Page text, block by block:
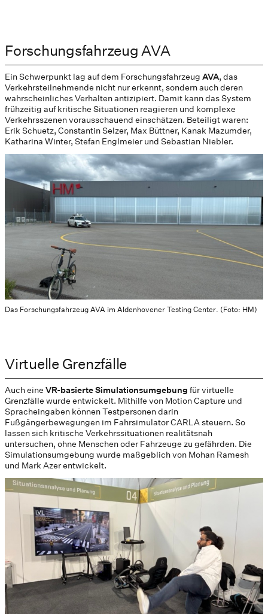
Das Forschungsfahrzeug AVA im Aldenhovener Testing Center. (Foto: HM)
Forschungsfahrzeug AVA
Ein Schwerpunkt lag auf dem Forschungsfahrzeug AVA, das
Verkehrsteilnehmende nicht nur erkennt, sondern auch deren
wahrscheinliches Verhalten antizipiert. Damit kann das System
frühzeitig auf kritische Situationen reagieren und komplexe
Verkehrsszenen vorausschauend einschätzen. Beteiligt waren:
Erik Schuetz, Constantin Selzer, Max Büttner, Kanak Mazumder,
Katharina Winter, Stefan Englmeier und Sebastian Niebler.
Virtuelle Grenzfälle
Auch eine VR-basierte Simulationsumgebung für virtuelle
Grenzfälle wurde entwickelt. Mithilfe von Motion Capture und
Spracheingaben können Testpersonen darin
Fußgängerbewegungen im Fahrsimulator CARLA steuern. So
lassen sich kritische Verkehrssituationen realitätsnah
untersuchen, ohne Menschen oder Fahrzeuge zu gefährden. Die
Simulationsumgebung wurde maßgeblich von Mohan Ramesh
und Mark Azer entwickelt.